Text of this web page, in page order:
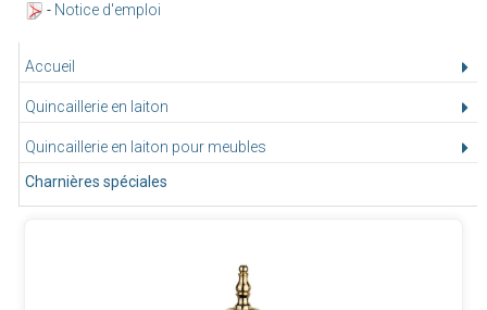
Accueil
Quincaillerie en laiton
Quincaillerie en laiton pour meubles
Charnières spéciales
- Notice d'emploi